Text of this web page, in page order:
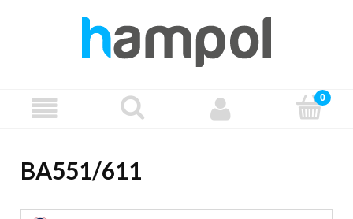
BA551/611